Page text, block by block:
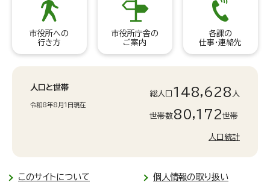
市役所への
行き方
市役所庁舎の
ご案内
各課の
仕事・連絡先
人口と世帯
令和8年8月1日現在
総人口 148,628 人
世帯数80,172世帯
人口統計
このサイトについて 個人情報の取り扱い